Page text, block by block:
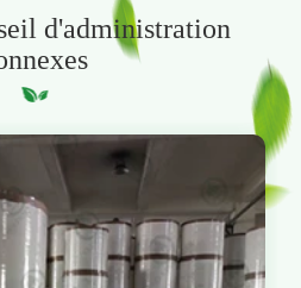
d'administration